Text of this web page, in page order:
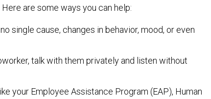
are some ways you can help:
single cause, changes in behavior, mood, or even
talk with them privately and listen without
your Employee Assistance Program (EAP), Human